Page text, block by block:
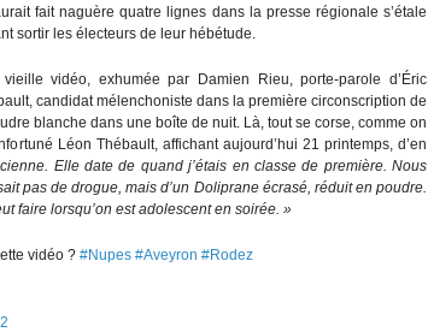
fait naguère quatre lignes dans la presse régionale s’étale
sortir les électeurs de leur hébétude.
vidéo, exhumée par Damien Rieu, porte-parole d’Éric
candidat mélenchoniste dans la première circonscription de
blanche dans une boîte de nuit. Là, tout se corse, comme on
Léon Thébault, affichant aujourd’hui 21 printemps, d’en
Elle date de quand j’étais en classe de première. Nous
pas de drogue, mais d’un Doliprane écrasé, réduit en poudre.
faire lorsqu’on est adolescent en soirée. »
vidéo ? #Nupes #Aveyron #Rodez